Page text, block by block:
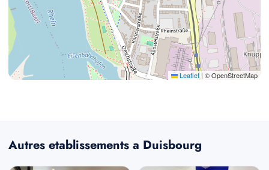
Leaflet| © OpenStreetMap
Autres etablissements a Duisbourg